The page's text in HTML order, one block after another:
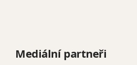
Mediální partneři